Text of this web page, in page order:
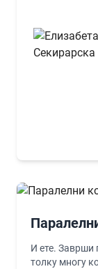
И ете. Заврши
толку многу